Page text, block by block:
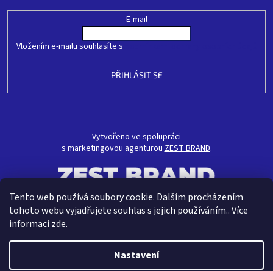
Tento web používá soubory cookie. Dalším procházením
tohoto webu vyjadřujete souhlas s jejich používáním.. Více
informacízde.
Nastavení
E-mail
Vložením e-mailu souhlasíte s
PŘIHLÁSIT SE
Vytvořeno ve spolupráci
s marketingovou agenturou ZEST BRAND.
Vytvořil Shoptet